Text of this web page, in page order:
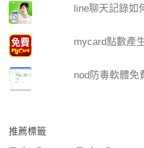
line聊天記錄如
mycard點數產
nod防毒軟體免
推薦標籤